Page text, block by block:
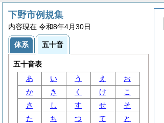
下野市例規集
内容現在 令和8年4月30日
体系 五十音
五十音表
あ
い う え
お
か
き く け
こ
さ
し す せ
そ
た
ち つ て
と